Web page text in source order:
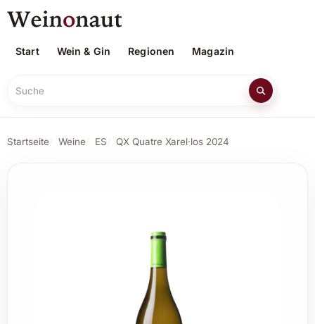
Start Wein & Gin Regionen Magazin
Suche
Startseite Weine ES QX Quatre Xarel·los 2024